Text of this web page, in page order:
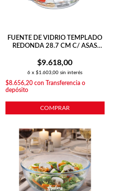
FUENTE DE VIDRIO TEMPLADO
REDONDA 28.7 CM C/ ASAS
$9.618,00
6 x$1.603,00 sin interés
$8.656,20con Transferencia o
depósito
COMPRAR